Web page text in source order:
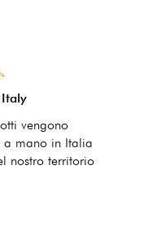
vengono
a mano in Italia
nostro territorio